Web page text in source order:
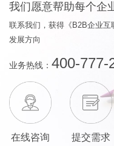
我们愿意帮助每个企
联系我们，获得《B2B企业
发展方向
业务热线： 400-777-
在线咨询 提交需求